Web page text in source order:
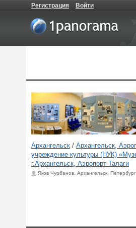
Регистрация Войти
Архангельск / Архангельск,
учреждение культуры (НУК)
г.Архангельск, Аэропорт Талаги
Яков Чурбанов, Архангельск, Петербург